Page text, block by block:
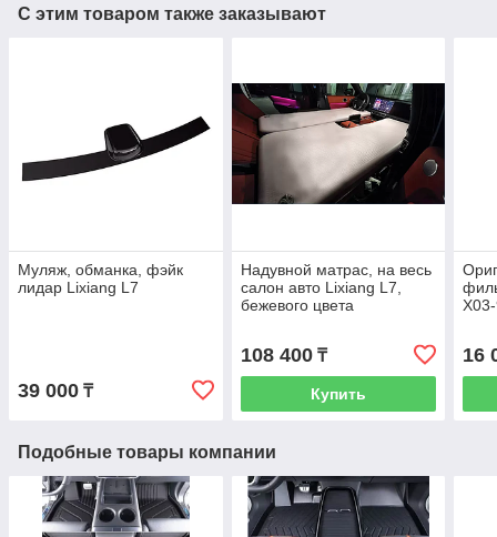
С этим товаром также заказывают
Муляж, обманка, фэйк
лидар Lixiang L7
39 000 ₸
Надувной матрас, на весь
салон авто Lixiang L7,
бежевого цвета
108 400₸
Купить
16
Подобные товары компании